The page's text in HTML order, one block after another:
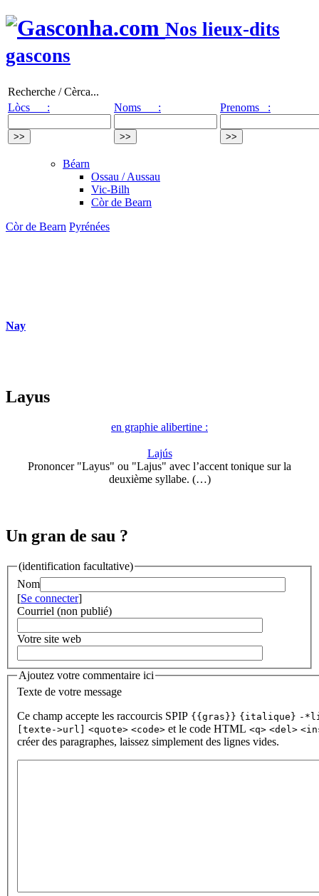
Nos lieux-dits
gascons
Recherche / Cèrca...
Lòcs :
Noms : Prenoms :
Béarn
Ossau / Aussau
Vic-Bilh
Còr de Bearn
Còr de Bearn Pyrénées
Nay
Layus
en graphie alibertine :
Lajús
Prononcer "Layus" ou "Lajus" avec l’accent tonique sur la
deuxième syllabe. (…)
Un gran de sau ?
(identification facultative)
Nom
[Se connecter]
Courriel (non publié)
Votre site web
Ajoutez votre commentaire ici
Texte de votre message
Ce champ accepte les raccourcis SPIP {{gras}} {italique} -
[texte->url]
<quote> <code> et le code HTML <q> <del>
créer des paragraphes, laissez simplement des lignes vides.